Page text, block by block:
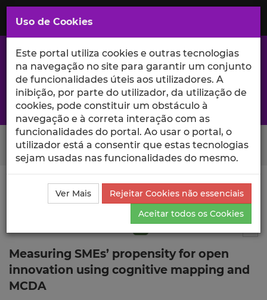
Saltar
para
Conteúdo
Principal
A excelência da investigação e ciência no Iscte
Search Button
Ciência_Iscte Publicações
Descrição Detalhada da
Publicação
Measuring SMEs’ propensity for open
innovation using cognitive mapping and
MCDA
Uso de Cookies
Este portal utiliza cookies e outras tecnologias
na navegação no site para garantir um conjunto
de funcionalidades úteis aos utilizadores. A
inibição, por parte do utilizador, da utilização de
cookies, pode constituir um obstáculo à
navegação e à correta interação com as
funcionalidades do portal. Ao usar o portal, o
utilizador está a consentir que estas tecnologias
sejam usadas nas funcionalidades do mesmo.
Ver Mais
Rejeitar Cookies não essenciais
Aceitar todos os Cookies